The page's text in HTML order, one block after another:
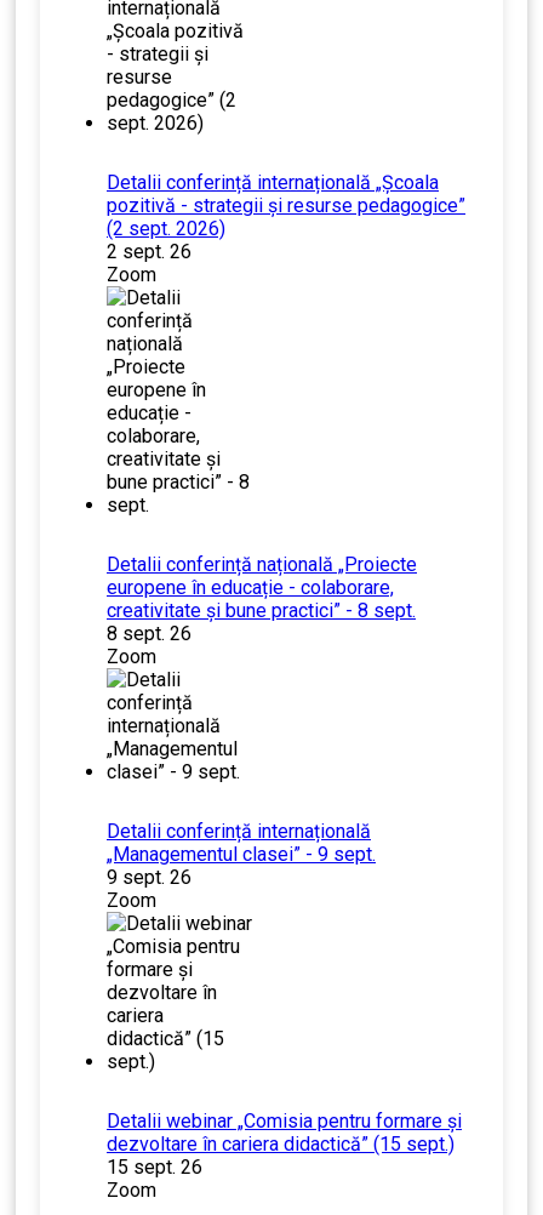
Detalii conferință internațională „Școala
pozitivă - strategii și resurse pedagogice”
(2 sept. 2026)
2 sept. 26
Zoom
Detalii conferință națională „Proiecte
europene în educație - colaborare,
creativitate și bune practici” - 8 sept.
8 sept. 26
Zoom
Detalii conferință internațională
„Managementul clasei” - 9 sept.
9 sept. 26
Zoom
Detalii webinar „Comisia pentru formare și
dezvoltare în cariera didactică” (15 sept.)
15 sept. 26
Zoom